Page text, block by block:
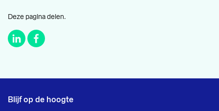
Deze pagina delen.
Blijf op de hoogte